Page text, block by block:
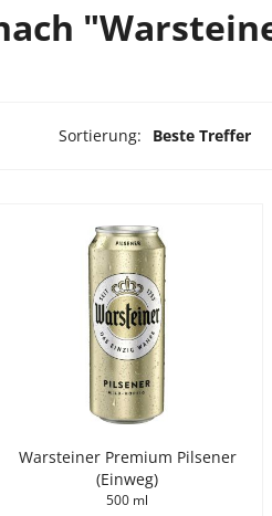
Sortierung: Beste Treffer
Warsteiner Premium Pilsener
(Einweg)
500 ml